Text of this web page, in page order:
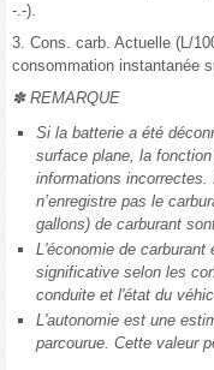
-.-).
3. Cons. carb. Actuelle (L/
consommation instantanée
✽ REMARQUE
Si la batterie a été
surface plane, la
informations incorrectes.
n’enregistre pas le
gallons) de carburant
L'économie de carburant
significative selon les
conduite et l'état du
L'autonomie est une
parcourue. Cette valeur